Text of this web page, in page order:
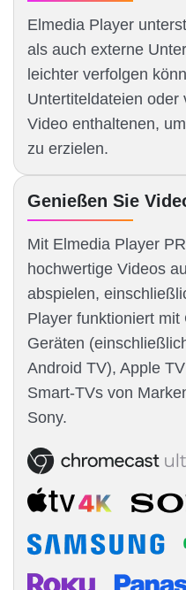
Elmedia Player
als auch externe
leichter verfolgen
Untertiteldateien oder
Video enthaltenen,
zu erzielen.
Genießen Sie
Mit Elmedia Player
hochwertige Videos
abspielen,
Player funktioniert
Geräten
Android TV), Apple
Smart-TVs von
Sony.